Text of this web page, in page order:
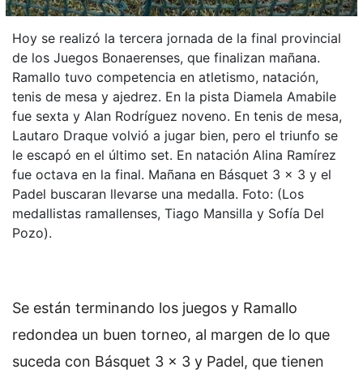
Hoy se realizó la tercera jornada de la final provincial
de los Juegos Bonaerenses, que finalizan mañana.
Ramallo tuvo competencia en atletismo, natación,
tenis de mesa y ajedrez. En la pista Diamela Amabile
fue sexta y Alan Rodríguez noveno. En tenis de mesa,
Lautaro Draque volvió a jugar bien, pero el triunfo se
le escapó en el último set. En natación Alina Ramírez
fue octava en la final. Mañana en Básquet 3 x 3 y el
Padel buscaran llevarse una medalla. Foto: (Los
medallistas ramallenses, Tiago Mansilla y Sofía Del
Pozo).
Se están terminando los juegos y Ramallo
redondea un buen torneo, al margen de lo que
suceda con Básquet 3 x 3 y Padel, que tienen